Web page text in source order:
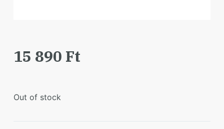
15 890 Ft
Out of stock